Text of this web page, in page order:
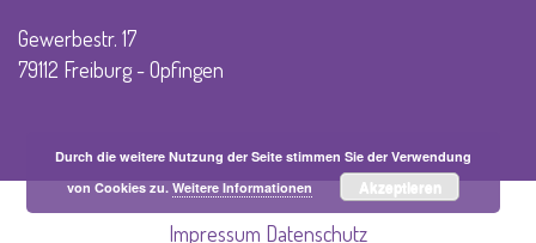
Gewerbestr. 17
79112 Freiburg - Opfingen
Impressum Datenschutz
Durch die weitere Nutzung der Seite stimmen Sie der Verwendung
von Cookies zu.Weitere Informationen Akzeptieren